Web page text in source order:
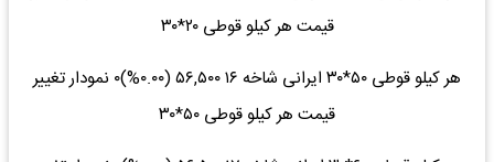
قیمت هر کیلو قوطی ۲۰*۳۰
هر کیلو قوطی ۵۰*۳۰ ایرانی شاخه ۱۶ ۵۶,۵۰۰ (۰.۰۰%)۰ نمودار تغییر
قیمت هر کیلو قوطی ۵۰*۳۰